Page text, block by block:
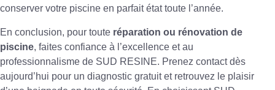
conserver votre piscine en parfait état toute l’année.
En conclusion, pour toute réparation ou rénovation de
piscine, faites confiance à l’excellence et au
professionnalisme de SUD RESINE. Prenez contact dès
aujourd’hui pour un diagnostic gratuit et retrouvez le plaisir